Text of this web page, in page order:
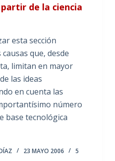
de la ciencia
esta sección
que, desde
limitan en mayor
las ideas
en cuenta las
número
base tecnológica
23 MAYO 2006
5